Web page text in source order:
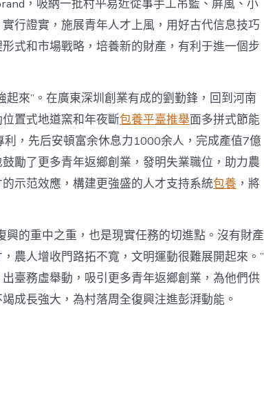
，吸納一批村平易近從事手工吊籃、屏風、小
行證實，施展青年人才上風，用好古代信息技巧
式和市場戰略，培養新的財產，有利于進一個步
來”。在廣東深圳創業有成的劉勤鋒，回到河南
置式地道窯和年夜斷包養平臺推舉面多拼式節能
，先后安頓富余休息力1000余人，完成產值7億
勵了更多青年返鄉創業，發明失業職位，助力農
示范效應，構建更強盛的人才支持系統包養 ，將
興的重中之重，也是現實任務的切進點。沒有財產
農人增收門路拓不寬，文明運動很難展開起來。”
臺務虛舉動，吸引更多青年返鄉創業，為他們供
成長強大，為村落周全復興注進彭湃動能。